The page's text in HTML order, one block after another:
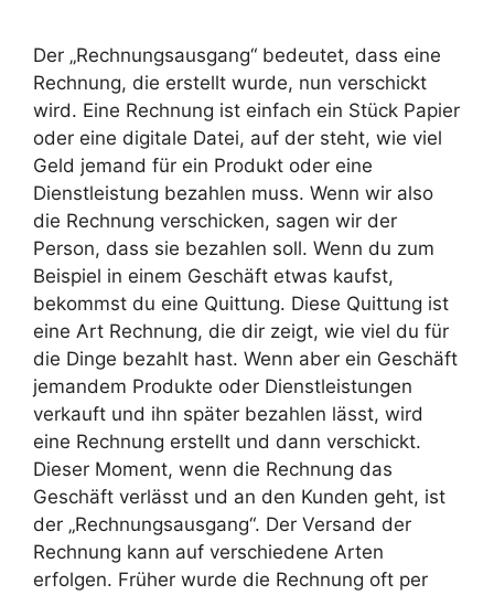
Der „Rechnungsausgang“ bedeutet, dass eine
Rechnung, die erstellt wurde, nun verschickt
wird. Eine Rechnung ist einfach ein Stück Papier
oder eine digitale Datei, auf der steht, wie viel
Geld jemand für ein Produkt oder eine
Dienstleistung bezahlen muss. Wenn wir also
die Rechnung verschicken, sagen wir der
Person, dass sie bezahlen soll. Wenn du zum
Beispiel in einem Geschäft etwas kaufst,
bekommst du eine Quittung. Diese Quittung ist
eine Art Rechnung, die dir zeigt, wie viel du für
die Dinge bezahlt hast. Wenn aber ein Geschäft
jemandem Produkte oder Dienstleistungen
verkauft und ihn später bezahlen lässt, wird
eine Rechnung erstellt und dann verschickt.
Dieser Moment, wenn die Rechnung das
Geschäft verlässt und an den Kunden geht, ist
der „Rechnungsausgang“. Der Versand der
Rechnung kann auf verschiedene Arten
erfolgen. Früher wurde die Rechnung oft per